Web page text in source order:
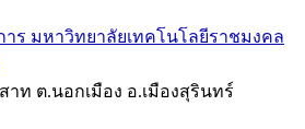
ร มหาวิทยาลัยเทคโนโลยีราชมงคล
าท ต.นอกเมือง อ.เมืองสุรินทร์